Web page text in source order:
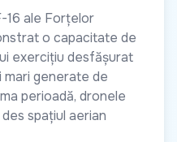
16 ale Forțelor
o capacitate de
exercițiu desfășurat
generate de
perioadă, dronele
spațiul aerian